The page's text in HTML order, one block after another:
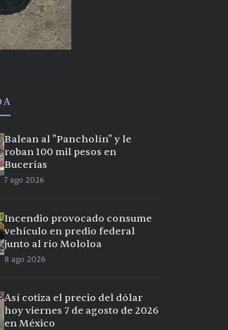
Balean al "Pancholín" y le
roban 100 mil pesos en
Bucerías
7 ago 2026
Incendio provocado consume
vehículo en predio federal
junto al río Mololoa
8 ago 2026
Así cotiza el precio del dólar
hoy viernes 7 de agosto de 2026
en México